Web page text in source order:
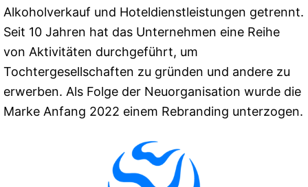
Alkoholverkauf und Hoteldienstleistungen getrennt.
Seit 10 Jahren hat das Unternehmen eine Reihe
von Aktivitäten durchgeführt, um
Tochtergesellschaften zu gründen und andere zu
erwerben. Als Folge der Neuorganisation wurde die
Marke Anfang 2022 einem Rebranding unterzogen.